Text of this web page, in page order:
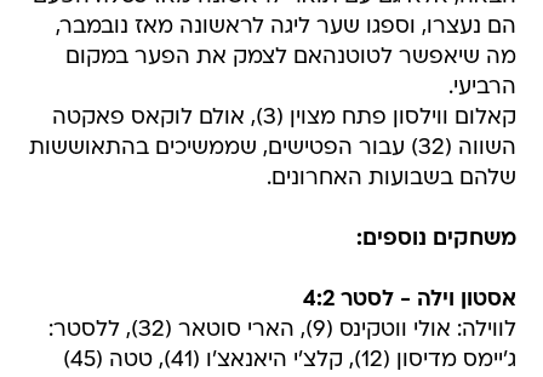
הם נעצרו, וספגו שער ליגה לראשונה מאז נובמבר,
מה שיאפשר לטוטנהאם לצמק את הפער במקום
הרביעי.
קאלום ווילסון פתח מצוין (3), אולם לוקאס פאקטה
השווה (32) עבור הפטישים, שממשיכים בהתאוששות
שלהם בשבועות האחרונים.
משחקים נוספים:
אסטון וילה - לסטר 4:2
לווילה: אולי ווטקינס (9), הארי סוטאר (32), ללסטר:
ג'יימס מדיסון (12), קלצ'י היאנאצ'ו (41), טטה (45)